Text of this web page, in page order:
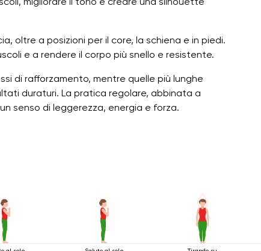
oltre a posizioni per il core, la schiena e in piedi.
e a rendere il corpo più snello e resistente.
di rafforzamento, mentre quelle più lunghe
duraturi. La pratica regolare, abbinata a
senso di leggerezza, energia e forza.